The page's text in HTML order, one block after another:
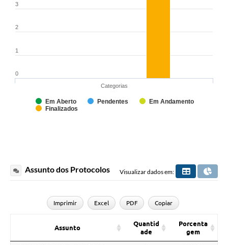
Categorias
Em Aberto Pendentes
Em Andamento
Finalizados
0
1
2
3
Assunto dos Protocolos Visualizar dados em:
Imprimir Excel PDF Copiar
Assunto
Quantid
ade
Porcenta
gem